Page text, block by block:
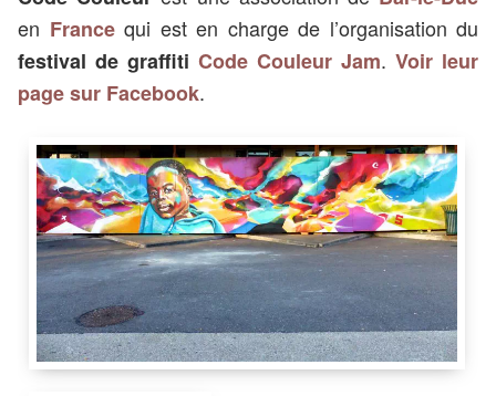
en Francequi est en charge de l’organisation du
festival de graffiti Code Couleur Jam. Voir leur
page sur Facebook.